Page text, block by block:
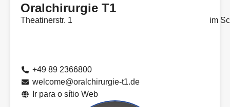
Oralchirurgie T1
Theatinerstr. 1 im
+49 89 2366800
welcome@oralchirurgie-t1.de
Ir para o sítio Web